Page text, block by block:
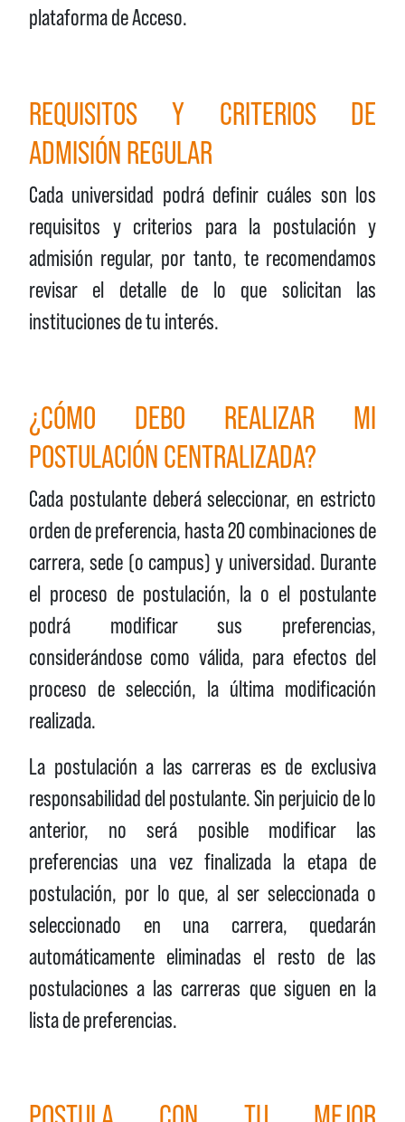
plataforma de Acceso.
REQUISITOS Y CRITERIOS DE
ADMISIÓN REGULAR
Cada universidad podrá definir cuáles son los
requisitos y criterios para la postulación y
admisión regular, por tanto, te recomendamos
revisar el detalle de lo que solicitan las
instituciones de tu interés.
¿CÓMO DEBO REALIZAR MI
POSTULACIÓN CENTRALIZADA?
Cada postulante deberá seleccionar, en estricto
orden de preferencia, hasta 20 combinaciones de
carrera, sede (o campus) y universidad. Durante
el proceso de postulación, la o el postulante
podrá modificar sus preferencias,
considerándose como válida, para efectos del
proceso de selección, la última modificación
realizada.
La postulación a las carreras es de exclusiva
responsabilidad del postulante. Sin perjuicio de lo
anterior, no será posible modificar las
preferencias una vez finalizada la etapa de
postulación, por lo que, al ser seleccionada o
seleccionado en una carrera, quedarán
automáticamente eliminadas el resto de las
postulaciones a las carreras que siguen en la
lista de preferencias.